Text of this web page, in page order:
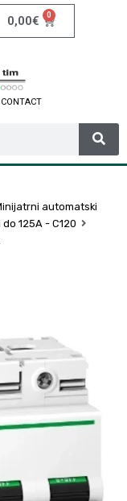
0,00€ 0
CONTACT
automatski
125A - C120